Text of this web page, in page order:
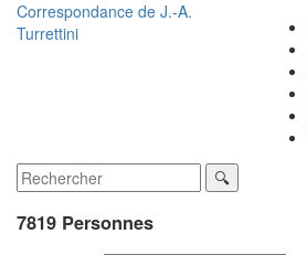
Correspondance de J.-A.
Turrettini
7819 Personnes